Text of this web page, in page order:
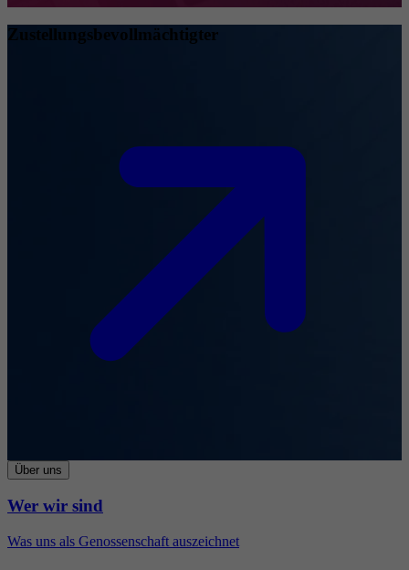
Zustellungsbevollmächtigter
Über uns
Wer wir sind
Was uns als Genossenschaft auszeichnet